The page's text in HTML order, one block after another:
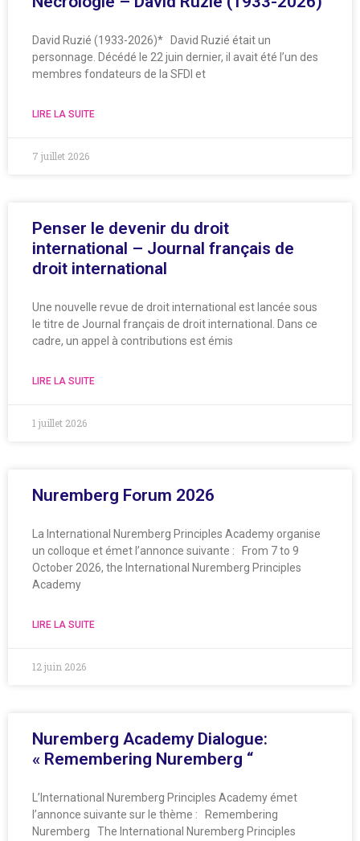
David Ruzié (1933-2026)* David Ruzié était un
personnage. Décédé le 22 juin dernier, il avait été l’un des
membres fondateurs de la SFDI et
LIRE LA SUITE
7 juillet 2026
Penser le devenir du droit
international – Journal français de
droit international
Une nouvelle revue de droit international est lancée sous
le titre de Journal français de droit international. Dans ce
cadre, un appel à contributions est émis
LIRE LA SUITE
1 juillet 2026
Nuremberg Forum 2026
La International Nuremberg Principles Academy organise
un colloque et émet l’annonce suivante : From 7 to 9
October 2026, the International Nuremberg Principles
Academy
LIRE LA SUITE
12 juin 2026
Nuremberg Academy Dialogue:
« Remembering Nuremberg “
L’International Nuremberg Principles Academy émet
l’annonce suivante sur le thème : Remembering
Nuremberg The International Nuremberg Principles